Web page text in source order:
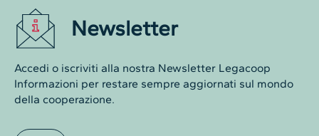
Newsletter
Accedi o iscriviti alla nostra Newsletter Legacoop
Informazioni per restare sempre aggiornati sul mondo
della cooperazione.